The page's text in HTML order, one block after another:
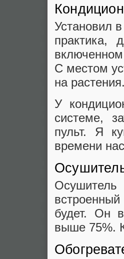
Установил
С местом
на
У
системе,
пульт. Я
времени
будет. Он
выше 75%.